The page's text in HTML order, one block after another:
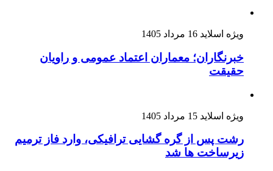
ویژه اسلاید 16 مرداد 1405
خبرنگاران؛ معماران اعتماد عمومی و راویان
حقیقت
ویژه اسلاید 15 مرداد 1405
رشت پس از گره گشایی ترافیکی، وارد فاز ترمیم
زیرساخت ها شد